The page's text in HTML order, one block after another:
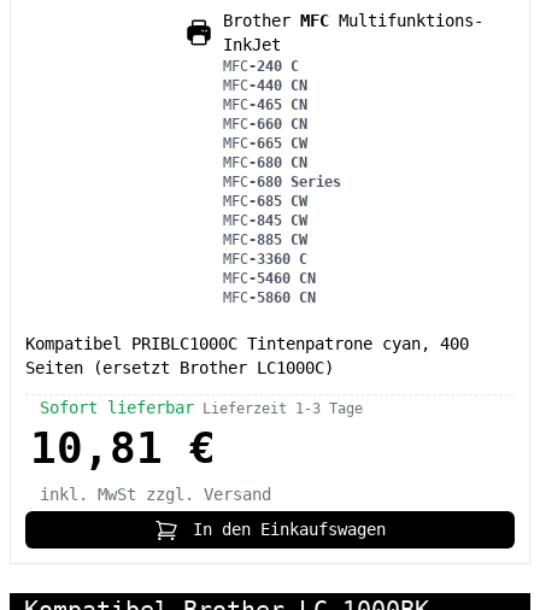
Brother MFC Multifunktions-
InkJet
MFC-240 C
MFC-440 CN
MFC-465 CN
MFC-660 CN
MFC-665 CW
MFC-680 CN
MFC-680 Series
MFC-685 CW
MFC-845 CW
MFC-885 CW
MFC-3360 C
MFC-5460 CN
MFC-5860 CN
Kompatibel PRIBLC1000C Tintenpatrone cyan, 400
Seiten (ersetzt Brother LC1000C)
Sofort lieferbar Lieferzeit 1-3 Tage
10,81 €
inkl. MwSt
zzgl. Versand
In den Einkaufswagen